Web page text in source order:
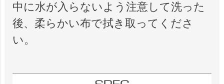
中に水が入らないよう注意して洗った
後、柔らかい布で拭き取ってくださ
い。